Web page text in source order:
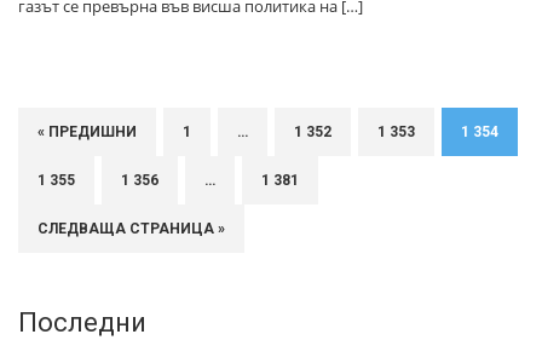
газът се превърна във висша политика на […]
« ПРЕДИШНИ 1 … 1 352 1 353 1 354
1 355 1 356 … 1 381
СЛЕДВАЩА СТРАНИЦА »
Последни